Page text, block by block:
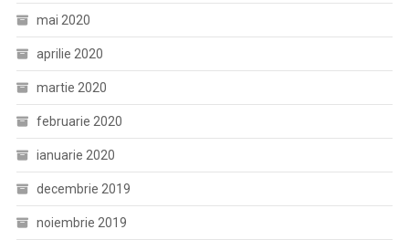
mai 2020
aprilie 2020
martie 2020
februarie 2020
ianuarie 2020
decembrie 2019
noiembrie 2019